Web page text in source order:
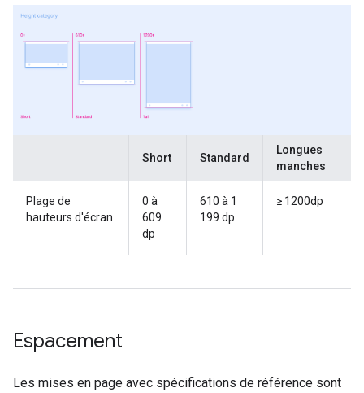
Short Standard
Longues
manches
Plage de
hauteurs d'écran
0 à
609
dp
610 à 1
199 dp
≥ 1200dp
Espacement
Les mises en page avec spécifications de référence sont